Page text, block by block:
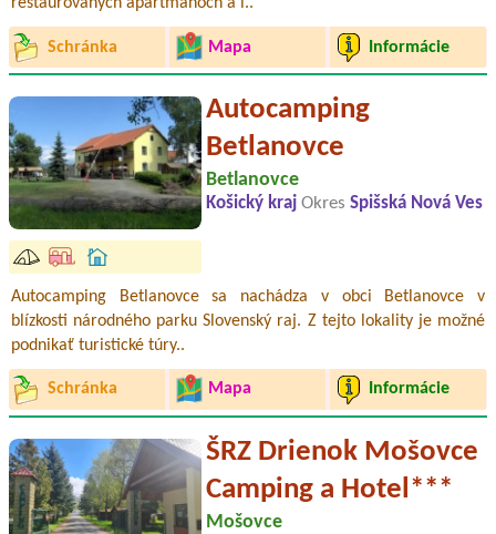
reštaurovaných apartmánoch a i..
Schránka Mapa Informácie
Autocamping
Betlanovce
Betlanovce
Košický kraj Okres Spišská Nová Ves
Autocamping Betlanovce sa nachádza v obci Betlanovce v
blízkosti národného parku Slovenský raj. Z tejto lokality je možné
podnikať turistické túry..
Schránka Mapa Informácie
ŠRZ Drienok Mošovce
Camping a Hotel***
Mošovce